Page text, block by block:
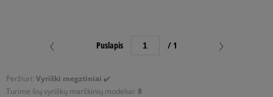
Peržiuri: Vyriški megztiniai ✔️
Turime šių vyriškų marškinių modeliai: 8
Puslapis / 1